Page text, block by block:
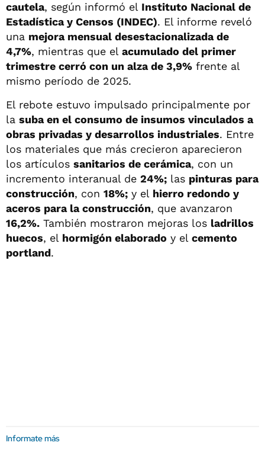
cautela, según informó el Instituto Nacional de
Estadística y Censos (INDEC). El informe reveló
una mejora mensual desestacionalizada de
4,7%, mientras que el acumulado del primer
trimestre cerró con un alza de 3,9% frente al
mismo período de 2025.
El rebote estuvo impulsado principalmente por
la suba en el consumo de insumos vinculados a
obras privadas y desarrollos industriales. Entre
los materiales que más crecieron aparecieron
los artículos sanitarios de cerámica, con un
incremento interanual de 24%; las pinturas para
construcción, con 18%; y el hierro redondo y
aceros para la construcción, que avanzaron
16,2%. También mostraron mejoras los ladrillos
huecos, el hormigón elaborado y el cemento
portland.
Informate más